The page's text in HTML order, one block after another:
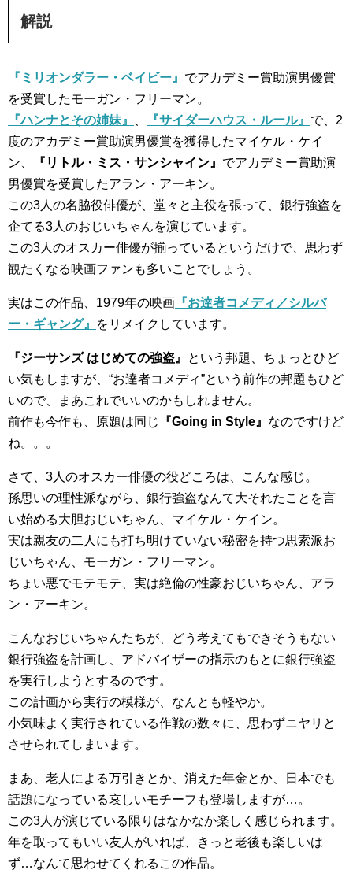
解説
『ミリオンダラー・ベイビー』 でアカデミー賞助演男優賞
を受賞したモーガン・フリーマン。
『ハンナとその姉妹』
『サイダーハウス・ルール』 で、2
度のアカデミー賞助演男優賞を獲得したマイケル・ケイ
ン、
『リトル・ミス・サンシャイン』 でアカデミー賞助演
男優賞を受賞したアラン・アーキン。
この3人の名脇役俳優が、堂々と主役を張って、銀行強盗を
企てる3人のおじいちゃんを演じています。
この3人のオスカー俳優が揃っているというだけで、思わず
観たくなる映画ファンも多いことでしょう。
実はこの作品、1979年の映画 『お達者コメディ／シルバ
ー・ギャング』
をリメイクしています。
『ジーサンズ はじめての強盗』
という邦題、ちょっとひど
い気もしますが、“お達者コメディ”という前作の邦題もひど
いので、まあこれでいいのかもしれません。
前作も今作も、原題は同じ
『Going in Style』 なのですけど
ね。。。
さて、3人のオスカー俳優の役どころは、こんな感じ。
孫思いの理性派ながら、銀行強盗なんて大それたことを言
い始める大胆おじいちゃん、マイケル・ケイン。
実は親友の二人にも打ち明けていない秘密を持つ思索派お
じいちゃん、モーガン・フリーマン。
ちょい悪でモテモテ、実は絶倫の性豪おじいちゃん、アラ
ン・アーキン。
こんなおじいちゃんたちが、どう考えてもできそうもない
銀行強盗を計画し、アドバイザーの指示のもとに銀行強盗
を実行しようとするのです。
この計画から実行の模様が、なんとも軽やか。
小気味よく実行されている作戦の数々に、思わずニヤリと
させられてしまいます。
まあ、老人による万引きとか、消えた年金とか、日本でも
話題になっている哀しいモチーフも登場しますが…。
この3人が演じている限りはなかなか楽しく感じられます。
年を取ってもいい友人がいれば、きっと老後も楽しいは
ず…なんて思わせてくれるこの作品。